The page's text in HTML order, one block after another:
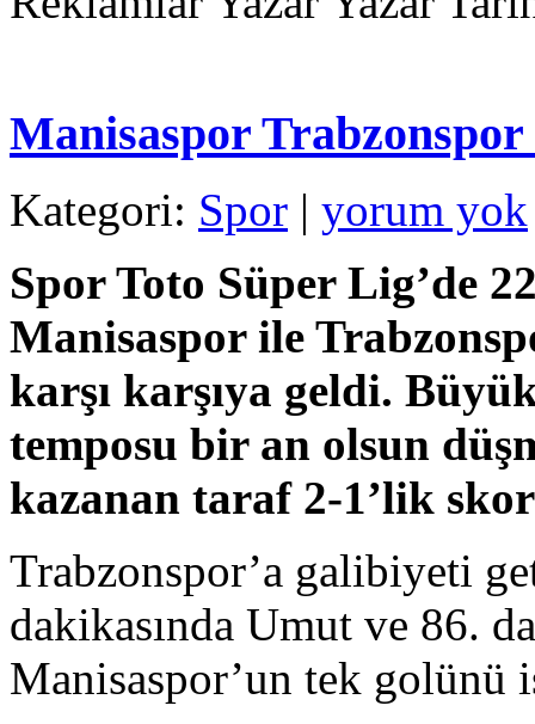
Manisaspor Trabzonspor
Kategori: Spor | yorum yok
Spor Toto Süper Lig’de
Manisaspor ile
karşı karşıya geldi.
temposu bir an olsun
kazanan taraf 2-1’lik
Trabzonspor’a galibiyeti
dakikasında Umut ve 86.
Manisaspor’un tek